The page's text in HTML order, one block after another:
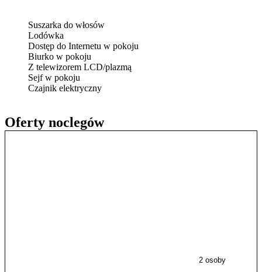
Oferty noclegów
2 osoby
Suszarka do włosów
Lodówka
Dostęp do Internetu w pokoju
Biurko w pokoju
Z telewizorem LCD/plazmą
Sejf w pokoju
Czajnik elektryczny